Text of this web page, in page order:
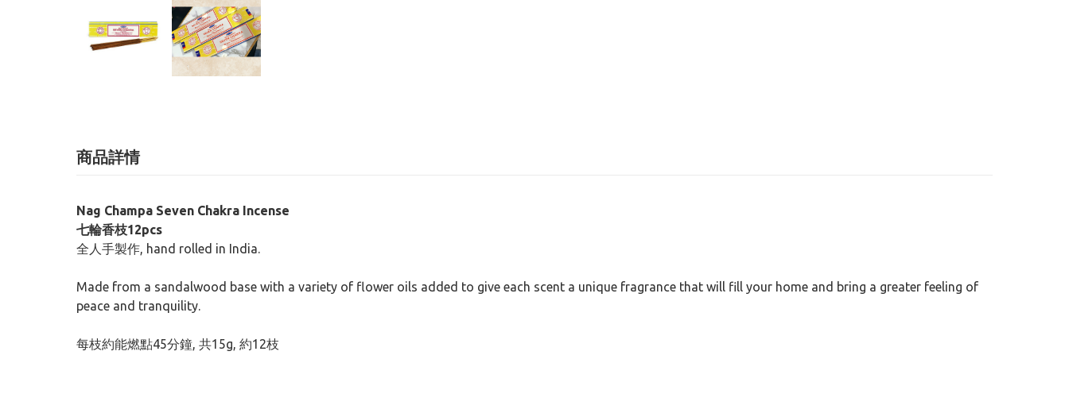
商品詳情
Nag Champa Seven Chakra Incense
七輪香枝12pcs
全人手製作, hand rolled in India.
Made from a sandalwood base with a variety of flower oils added to give each scent a unique fragrance that will fill your home and bring a greater feeling of
peace and tranquility.
每枝約能燃點45分鐘, 共15g, 約12枝